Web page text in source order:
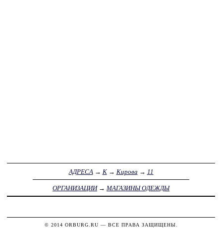
АДРЕСА → К→ Кирова → 11
ОРГАНИЗАЦИИ→ МАГАЗИНЫ ОДЕЖДЫ
© 2014 ORBURG.RU — ВСЕ ПРАВА ЗАЩИЩЕНЫ.